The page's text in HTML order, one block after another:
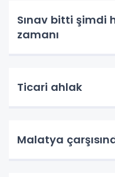
Sınav bitti şimdi
zamanı
Ticari ahlak
Malatya